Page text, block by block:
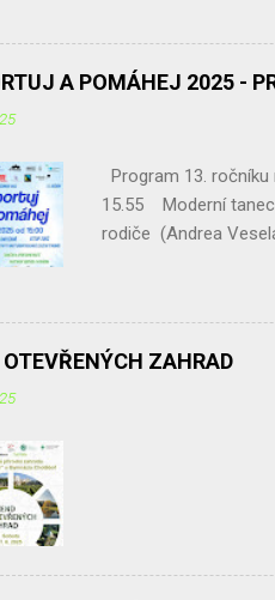
jsme získali a odeslali 12 826
školník, kteří ochotně připraví a
Hlavními organizátory jsou
A POMÁHEJ 2025 -
Program 13.
15.55 Moderní
rodiče (Andrea
Křivohlavou 19.00
20.55 Salsa casino (
OTEVŘENÝCH ZAHRAD